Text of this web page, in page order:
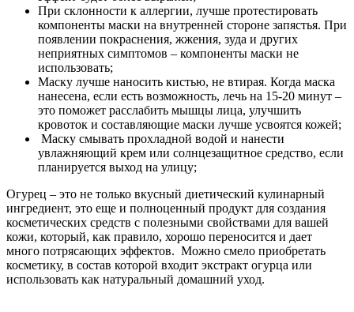
При склонности к аллергии, лучше протестировать
компоненты маски на внутренней стороне запястья. При
появлении покраснения, жжения, зуда и других
неприятных симптомов – компоненты маски не
использовать;
Маску лучше наносить кистью, не втирая. Когда маска
нанесена, если есть возможность, лечь на 15-20 минут –
это поможет расслабить мышцы лица, улучшить
кровоток и составляющие маски лучше усвоятся кожей;
Маску смывать прохладной водой и нанести
увлажняющий крем или солнцезащитное средство, если
планируется выход на улицу;
Огурец – это не только вкусный диетический кулинарный
ингредиент, это еще и полноценный продукт для создания
косметических средств с полезными свойствами для вашей
кожи, который, как правило, хорошо переносится и дает
много потрясающих эффектов. Можно смело приобретать
косметику, в состав которой входит экстракт огурца или
использовать как натуральный домашний уход.